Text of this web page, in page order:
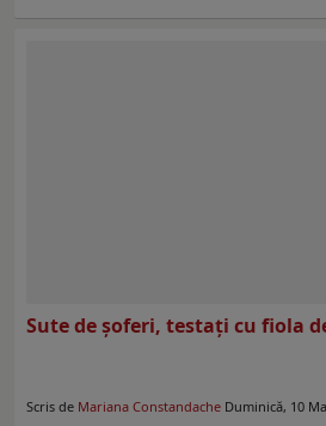
Sute de șoferi, testați cu fiola
Scris de Mariana Constandache Duminică, 10